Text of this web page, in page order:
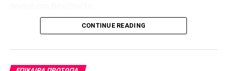
Τον Πρέσβη υποδέχθηκε ο Πρόεδρος της
Γαμπιεράκης μαζί με την Αντιπρόεδρο Αντιγόνη
Ωραιοπούλου, μαζί με εθελοντές, συνεργάτες,
CONTINUE READING